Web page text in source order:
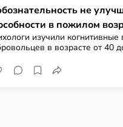
не
в пожилом
изучили когнитивные
в возрасте от 40